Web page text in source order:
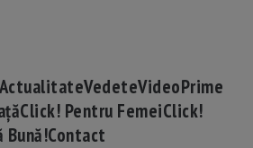
ActualitateVedeteVideoPrime
Click! Pentru FemeiClick!
Bună!Contact